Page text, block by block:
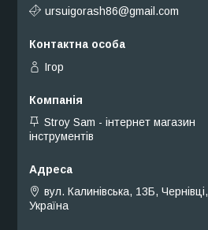
ursuigorash86@gmail.com
Ігор
Stroy Sam - інтернет магазин
інструментів
вул. Калинівська, 13Б, Чернівці,
Україна